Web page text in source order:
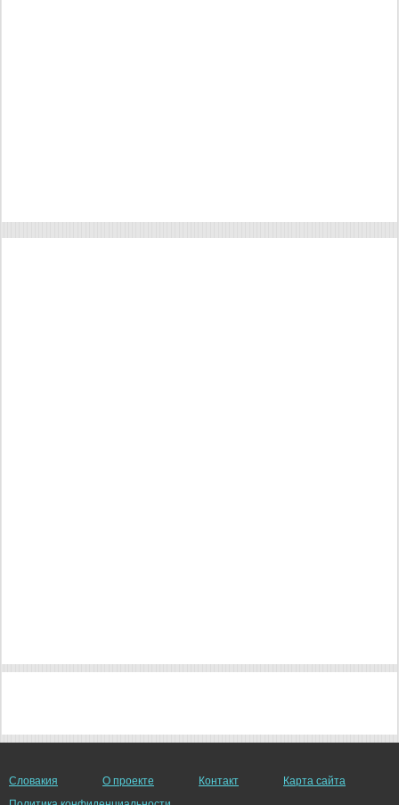
Словакия О проекте Контакт
Карта сайта